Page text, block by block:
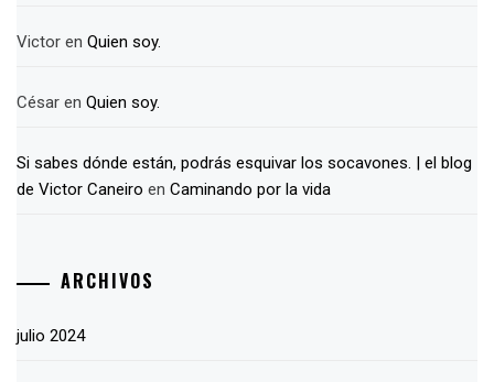
Victor en Quien soy.
César en Quien soy.
Si sabes dónde están, podrás esquivar los socavones. | el blog
de Victor Caneiro en Caminando por la vida
ARCHIVOS
julio 2024